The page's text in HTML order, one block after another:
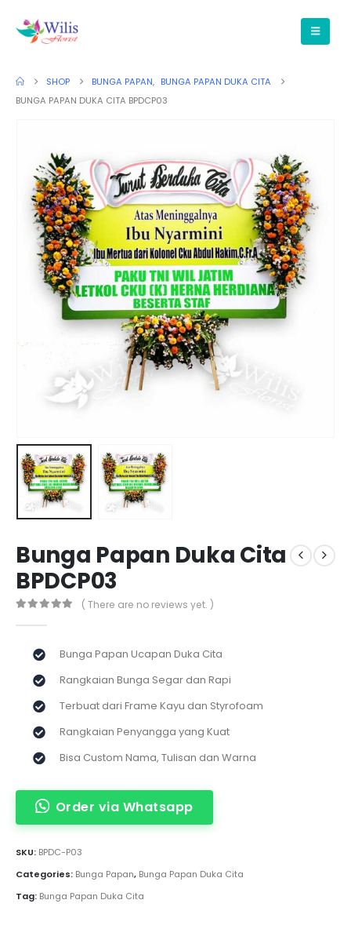
SHOP BUNGA PAPAN, BUNGA PAPAN DUKA CITA
BUNGA PAPAN DUKA CITA BPDCP03
Bunga Papan Duka Cita
BPDCP03
( There are no reviews yet. )
Bunga Papan Ucapan Duka Cita
Rangkaian Bunga Segar dan Rapi
Terbuat dari Frame Kayu dan Styrofoam
Rangkaian Penyangga yang Kuat
Bisa Custom Nama, Tulisan dan Warna
Order via Whatsapp
SKU: BPDC-P03
Categories: Bunga Papan, Bunga Papan Duka Cita
Tag: Bunga Papan Duka Cita